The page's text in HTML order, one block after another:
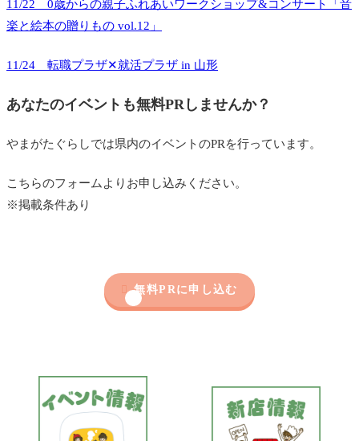
11/22 0歳からの親子ふれあいワークショップ&コンサート「音
楽と絵本の贈りもの vol.12」
11/24 転職プラザ✕就活プラザ in 山形
あなたのイベントも無料PRしませんか？
やまがたぐらしでは県内のイベントのPRを行っています。
こちらのフォームよりお申し込みください。
※掲載条件あり
 無料PRに申し込む